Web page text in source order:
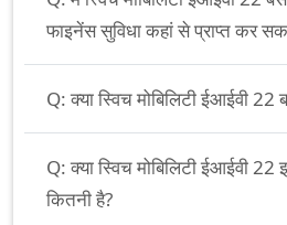
फाइनेंस सुविधा कहां से प्राप्त कर
Q: क्या स्विच मोबिलिटी ईआईवी
Q: क्या स्विच मोबिलिटी ईआईवी
कितनी है?